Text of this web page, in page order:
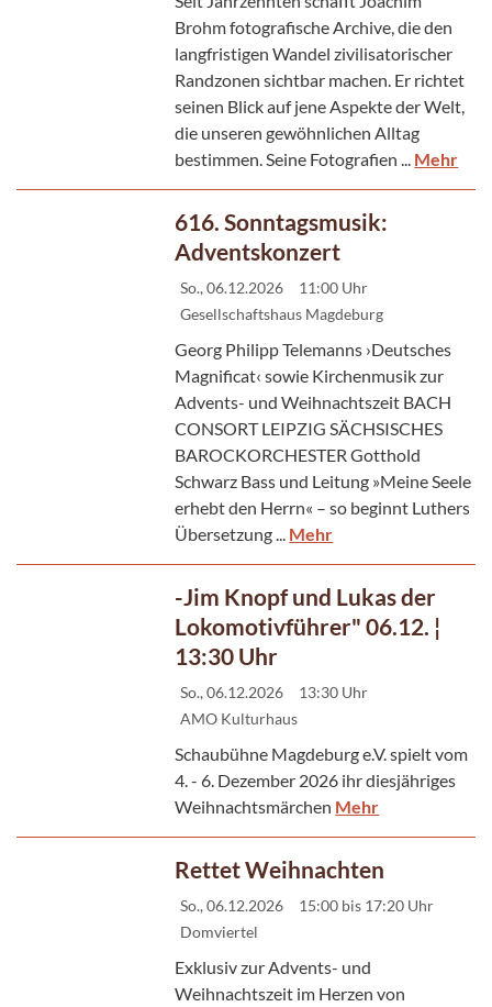
Brohm fotografische Archive, die den
langfristigen Wandel zivilisatorischer
Randzonen sichtbar machen. Er richtet
seinen Blick auf jene Aspekte der Welt,
die unseren gewöhnlichen Alltag
bestimmen. Seine Fotografien ... Mehr
616. Sonntagsmusik:
Adventskonzert
So., 06.12.2026
11:00 Uhr
Gesellschaftshaus Magdeburg
Georg Philipp Telemanns ›Deutsches
Magnificat‹ sowie Kirchenmusik zur
Advents- und Weihnachtszeit BACH
CONSORT LEIPZIG SÄCHSISCHES
BAROCKORCHESTER Gotthold
Schwarz Bass und Leitung »Meine Seele
erhebt den Herrn« – so beginnt Luthers
Übersetzung ... Mehr
-Jim Knopf und Lukas der
Lokomotivführer" 06.12. ¦
13:30 Uhr
So., 06.12.2026
13:30 Uhr
AMO Kulturhaus
Schaubühne Magdeburg e.V. spielt vom
4. - 6. Dezember 2026 ihr diesjähriges
Weihnachtsmärchen Mehr
Rettet Weihnachten
So., 06.12.2026
15:00 bis 17:20 Uhr
Domviertel
Exklusiv zur Advents- und
Weihnachtszeit im Herzen von